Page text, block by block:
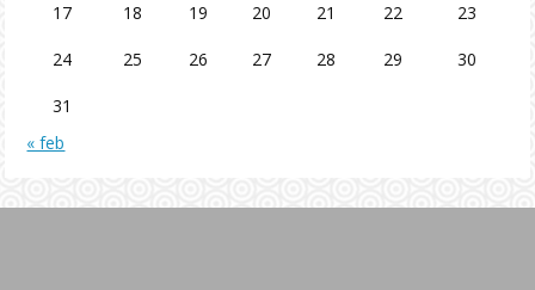
17 18 19 20 21 22 23
24 25 26 27 28 29 30
31
« feb